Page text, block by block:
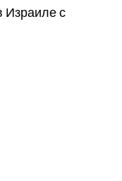
Израиле с